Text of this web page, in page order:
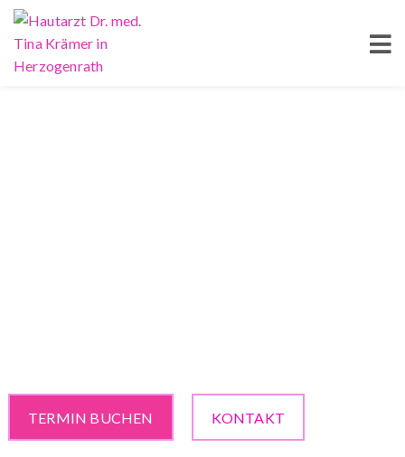
TERMIN BUCHEN KONTAKT